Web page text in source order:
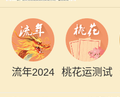
流年2024 桃花运测试